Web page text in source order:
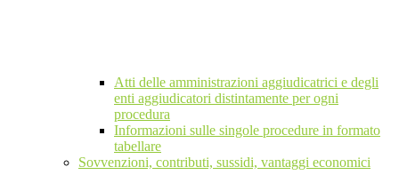
Atti delle amministrazioni aggiudicatrici e degli
enti aggiudicatori distintamente per ogni
procedura
Informazioni sulle singole procedure in formato
tabellare
Sovvenzioni, contributi, sussidi, vantaggi economici